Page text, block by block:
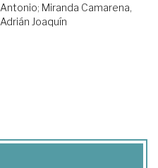
Antonio; Miranda Camarena,
Adrián Joaquín